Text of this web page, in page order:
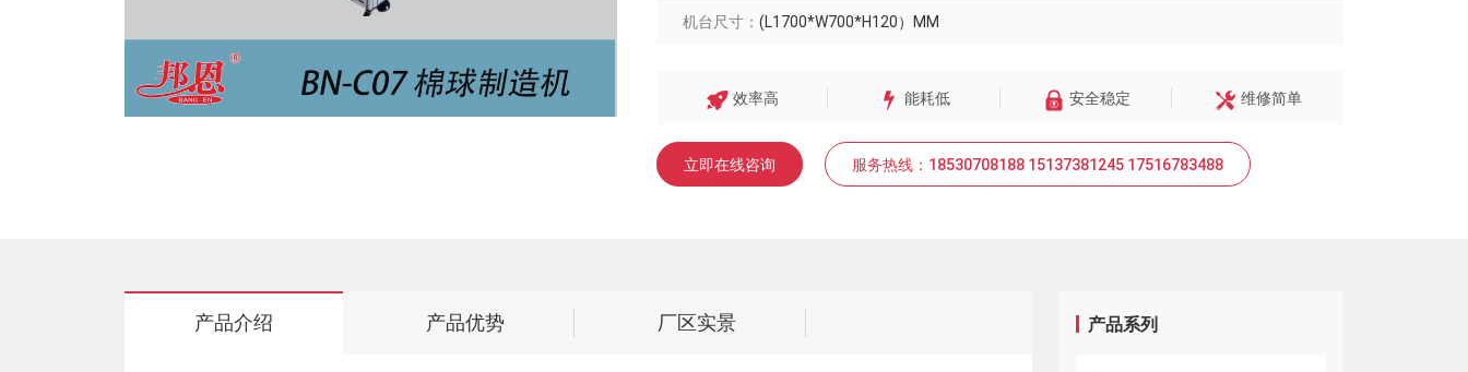
机台尺寸： (L1700*W700*H120）MM
效率高 能耗低 安全稳定 维修简单
立即在线咨询 服务热线：18530708188 15137381245 17516783488
产品介绍 产品优势 厂区实景 产品系列